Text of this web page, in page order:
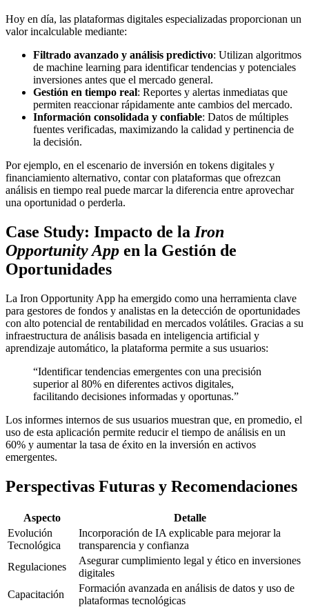
Hoy en día, las plataformas digitales especializadas proporcionan un
valor incalculable mediante:
Filtrado avanzado y análisis predictivo: Utilizan algoritmos
de machine learning para identificar tendencias y potenciales
inversiones antes que el mercado general.
Gestión en tiempo real: Reportes y alertas inmediatas que
permiten reaccionar rápidamente ante cambios del mercado.
Información consolidada y confiable: Datos de múltiples
fuentes verificadas, maximizando la calidad y pertinencia de
la decisión.
Por ejemplo, en el escenario de inversión en tokens digitales y
financiamiento alternativo, contar con plataformas que ofrezcan
análisis en tiempo real puede marcar la diferencia entre aprovechar
una oportunidad o perderla.
Case Study: Impacto de laIron
Opportunity App en la Gestión de
Oportunidades
La Iron Opportunity App ha emergido como una herramienta clave
para gestores de fondos y analistas en la detección de oportunidades
con alto potencial de rentabilidad en mercados volátiles. Gracias a su
infraestructura de análisis basada en inteligencia artificial y
aprendizaje automático, la plataforma permite a sus usuarios:
“Identificar tendencias emergentes con una precisión
superior al 80% en diferentes activos digitales,
facilitando decisiones informadas y oportunas.”
Los informes internos de sus usuarios muestran que, en promedio, el
uso de esta aplicación permite reducir el tiempo de análisis en un
60% y aumentar la tasa de éxito en la inversión en activos
emergentes.
Perspectivas Futuras y Recomendaciones
Aspecto
Detalle
Evolución
Tecnológica
Incorporación de IA explicable para mejorar la
transparencia y confianza
Regulaciones
Asegurar cumplimiento legal y ético en inversiones
digitales
Capacitación
Formación avanzada en análisis de datos y uso de
plataformas tecnológicas